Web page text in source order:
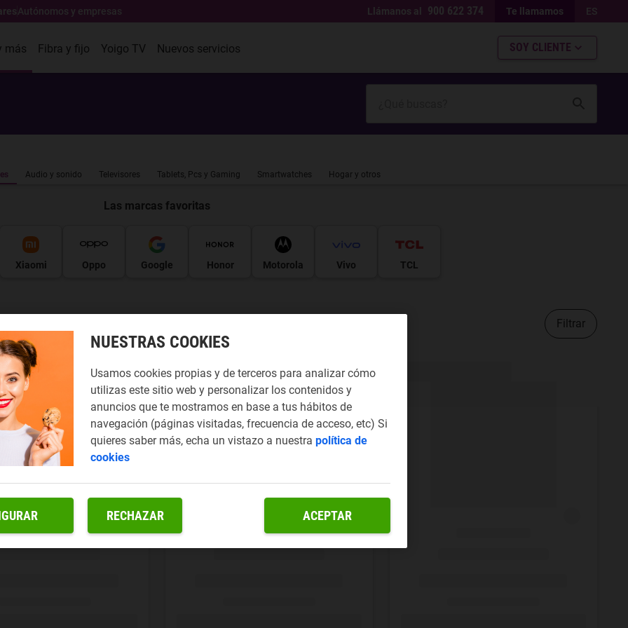
Autónomos y empresas Llámanos al 900 622 374 Te llamamos ES
más Fibra y fijo Yoigo TV Nuevos servicios SOY CLIENTE
Audio y sonido Televisores Tablets, Pcs y Gaming Smartwatches Hogar y otros
Las marcas favoritas
Xiaomi Oppo Google Honor Motorola Vivo TCL
Filtrar
NUESTRAS COOKIES
Usamos cookies propias y de terceros para analizar cómo
utilizas este sitio web y personalizar los contenidos y
anuncios que te mostramos en base a tus hábitos de
navegación (páginas visitadas, frecuencia de acceso, etc) Si
quieres saber más, echa un vistazo a nuestra política de
cookies
RECHAZAR ACEPTAR